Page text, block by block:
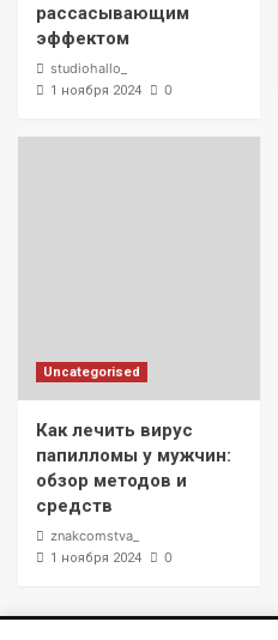
рассасывающим
эффектом
studiohallo_
1 ноября 2024 0
Uncategorised
Как лечить вирус
папилломы у мужчин:
обзор методов и
средств
znakcomstva_
1 ноября 2024 0